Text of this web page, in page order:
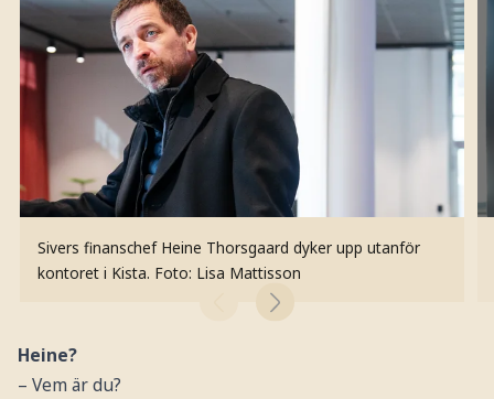
Sivers finanschef Heine Thorsgaard dyker upp utanför
kontoret i Kista. Foto: Lisa Mattisson
Heine?
– Vem är du?